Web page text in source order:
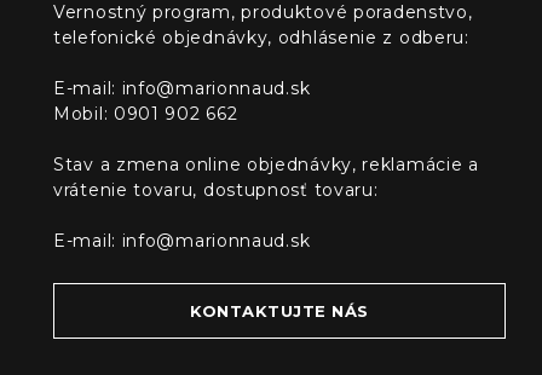
Vernostný program, produktové poradenstvo,
telefonické objednávky, odhlásenie z odberu:
E-mail: info@marionnaud.sk
Mobil: 0901 902 662
Stav a zmena online objednávky, reklamácie a
vrátenie tovaru, dostupnosť tovaru:
E-mail: info@marionnaud.sk
KONTAKTUJTE NÁS